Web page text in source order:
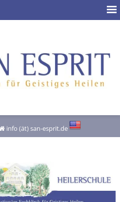
info (ät) san-esprit.de